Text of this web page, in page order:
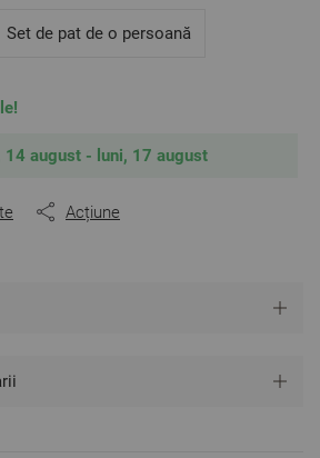
la temperatura recomandată
Set de pat de o persoană
14 august - luni, 17 august
Acțiune